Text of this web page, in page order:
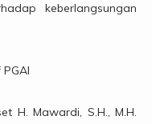
keberlangsungan
H. Mawardi, S.H., M.H.